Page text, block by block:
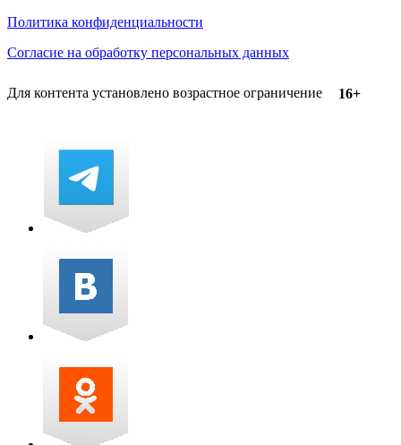
Политика конфиденциальности
Согласие на обработку персональных данных
Для контента установлено возрастное ограничение 16+